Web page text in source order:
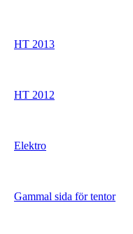
HT 2013
HT 2012
Elektro
Gammal sida för tentor